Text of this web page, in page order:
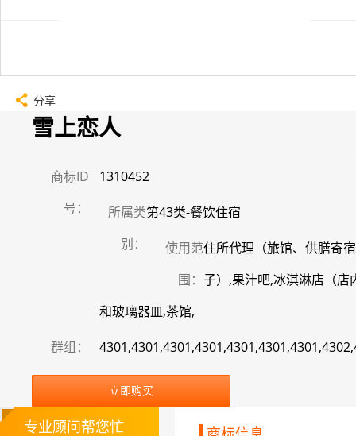
分享
雪上恋人
商标ID
号：
1310452
所属类
别：
第43类-餐饮住宿
使用范
围：
住所代理（旅馆、供膳寄
子）,果汁吧,冰淇淋店（
和玻璃器皿,茶馆,
群组：
立即购买
专业顾问帮您忙